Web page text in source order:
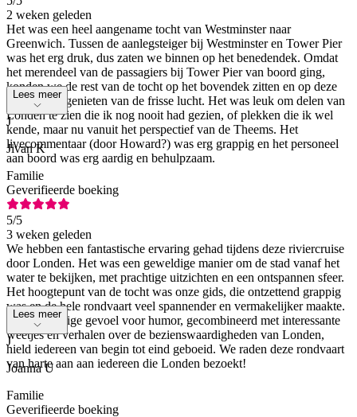
2 weken geleden
Het was een heel aangename tocht van Westminster naar
Greenwich. Tussen de aanlegsteiger bij Westminster en Tower Pier
was het erg druk, dus zaten we binnen op het benedendek. Omdat
het merendeel van de passagiers bij Tower Pier van boord ging,
konden we de rest van de tocht op het bovendek zitten en op deze
warme dag genieten van de frisse lucht. Het was leuk om delen van
Londen te zien die ik nog nooit had gezien, of plekken die ik wel
kende, maar nu vanuit het perspectief van de Theems. Het
livecommentaar (door Howard?) was erg grappig en het personeel
aan boord was erg aardig en behulpzaam.
Lees meer
J
Jivan K
Familie
Geverifieerde boeking
5/5
3 weken geleden
We hebben een fantastische ervaring gehad tijdens deze riviercruise
door Londen. Het was een geweldige manier om de stad vanaf het
water te bekijken, met prachtige uitzichten en een ontspannen sfeer.
Het hoogtepunt van de tocht was onze gids, die ontzettend grappig
was en de hele rondvaart veel spannender en vermakelijker maakte.
Zijn geweldige gevoel voor humor, gecombineerd met interessante
weetjes en verhalen over de bezienswaardigheden van Londen,
hield iedereen van begin tot eind geboeid. We raden deze rondvaart
van harte aan aan iedereen die Londen bezoekt!
Lees meer
J
Joanna U
Familie
Geverifieerde boeking